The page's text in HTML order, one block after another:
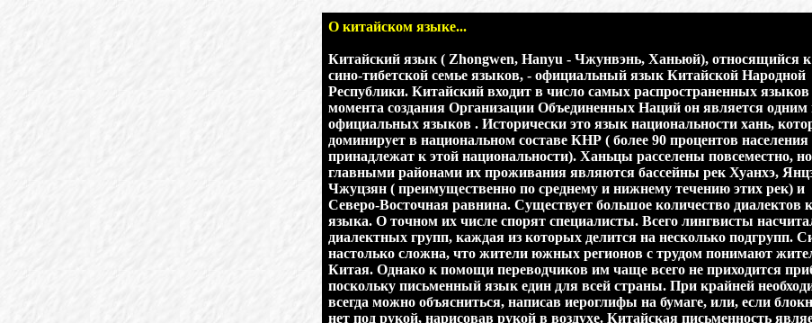
О китайском языке...
Китайский язык ( Zhongwen, Hanyu - Чжунвэнь, Ханьюй), относящийся к
сино-тибетской семье языков, - официальный язык Китайской Народной
Республики. Китайский входит в число самых распространенных
момента создания Организации Объединенных Наций он является одним
официальных языков . Исторически это язык национальности хань,
доминирует в национальном составе КНР ( более 90 процентов населения
принадлежат к этой национальности). Ханьцы расселены повсеместно, но
главными районами их проживания являются бассейны рек Хуанхэ,
Чжуцзян ( преимущественно по среднему и нижнему течению этих рек) и
Северо-Восточная равнина. Существует большое количество диалектов
языка. О точном их числе спорят специалисты. Всего лингвисты
диалектных групп, каждая из которых делится на несколько подгрупп.
настолько сложна, что жители южных регионов с трудом понимают
Китая. Однако к помощи переводчиков им чаще всего не приходится
поскольку письменный язык един для всей страны. При крайней
всегда можно объясниться, написав иероглифы на бумаге, или, если
нет под рукой, нарисовав рукой в воздухе. Китайская письменность